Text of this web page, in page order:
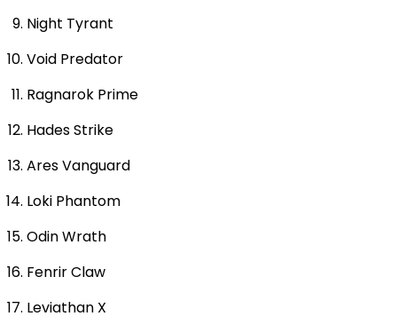
Night Tyrant
Void Predator
Ragnarok Prime
Hades Strike
Ares Vanguard
Loki Phantom
Odin Wrath
Fenrir Claw
Leviathan X